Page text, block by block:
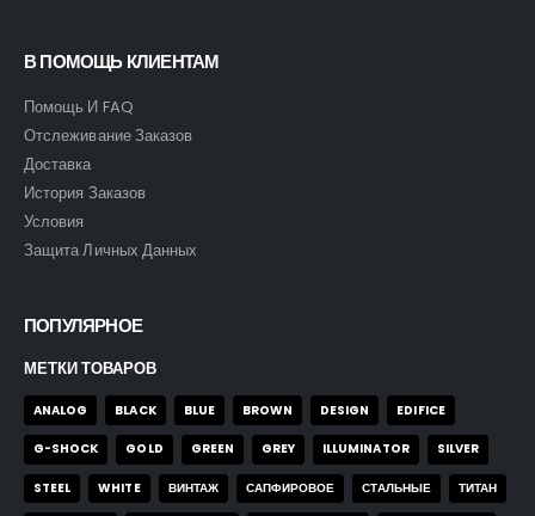
В ПОМОЩЬ КЛИЕНТАМ
Помощь И FAQ
Отслеживание Заказов
Доставка
История Заказов
Условия
Защита Личных Данных
ПОПУЛЯРНОЕ
МЕТКИ ТОВАРОВ
ANALOG BLACK BLUE BROWN DESIGN EDIFICE
G-SHOCK GOLD GREEN GREY ILLUMINATOR SILVER
STEEL WHITE ВИНТАЖ САПФИРОВОЕ СТАЛЬНЫЕ ТИТАН